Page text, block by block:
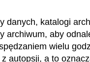
danych, katalogi
archiwum, aby
wielu
autopsji, a to